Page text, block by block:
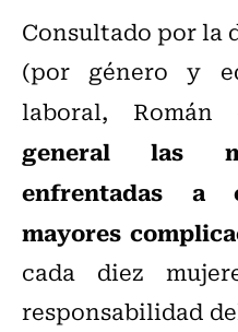
Consultado por la
(por género y
laboral,
general las
enfrentadas a
mayores
cada diez
responsabilidad